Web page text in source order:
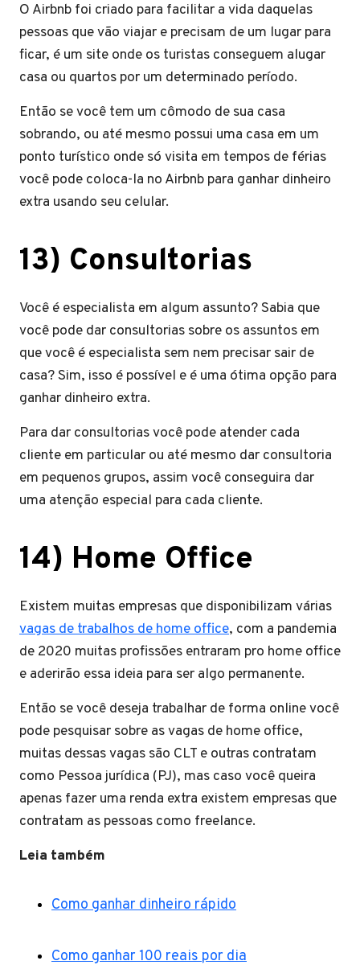
O Airbnb foi criado para facilitar a vida daquelas
pessoas que vão viajar e precisam de um lugar para
ficar, é um site onde os turistas conseguem alugar
casa ou quartos por um determinado período.
Então se você tem um cômodo de sua casa
sobrando, ou até mesmo possui uma casa em um
ponto turístico onde só visita em tempos de férias
você pode coloca-la no Airbnb para ganhar dinheiro
extra usando seu celular.
13) Consultorias
Você é especialista em algum assunto? Sabia que
você pode dar consultorias sobre os assuntos em
que você é especialista sem nem precisar sair de
casa? Sim, isso é possível e é uma ótima opção para
ganhar dinheiro extra.
Para dar consultorias você pode atender cada
cliente em particular ou até mesmo dar consultoria
em pequenos grupos, assim você conseguira dar
uma atenção especial para cada cliente.
14) Home Office
Existem muitas empresas que disponibilizam várias
vagas de trabalhos de home office, com a pandemia
de 2020 muitas profissões entraram pro home office
e aderirão essa ideia para ser algo permanente.
Então se você deseja trabalhar de forma online você
pode pesquisar sobre as vagas de home office,
muitas dessas vagas são CLT e outras contratam
como Pessoa jurídica (PJ), mas caso você queira
apenas fazer uma renda extra existem empresas que
contratam as pessoas como freelance.
Leia também
Como ganhar dinheiro rápido
Como ganhar 100 reais por dia